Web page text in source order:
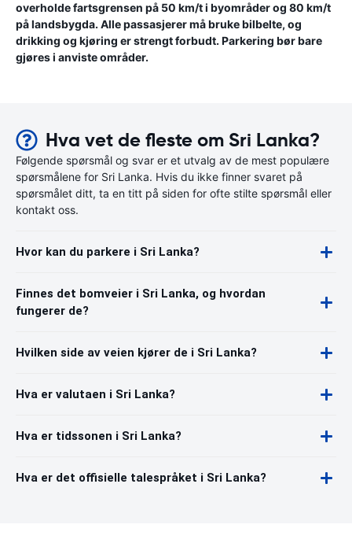
overholde fartsgrensen på 50 km/t i byområder og 80 km/t
på landsbygda. Alle passasjerer må bruke bilbelte, og
drikking og kjøring er strengt forbudt. Parkering bør bare
gjøres i anviste områder.
Hva vet de fleste om Sri Lanka?
Følgende spørsmål og svar er et utvalg av de mest populære
spørsmålene for Sri Lanka. Hvis du ikke finner svaret på
spørsmålet ditt, ta en titt på siden for ofte stilte spørsmål eller
kontakt oss.
Hvor kan du parkere i Sri Lanka?
Finnes det bomveier i Sri Lanka, og hvordan
fungerer de?
Hvilken side av veien kjører de i Sri Lanka?
Hva er valutaen i Sri Lanka?
Hva er tidssonen i Sri Lanka?
Hva er det offisielle talespråket i Sri Lanka?